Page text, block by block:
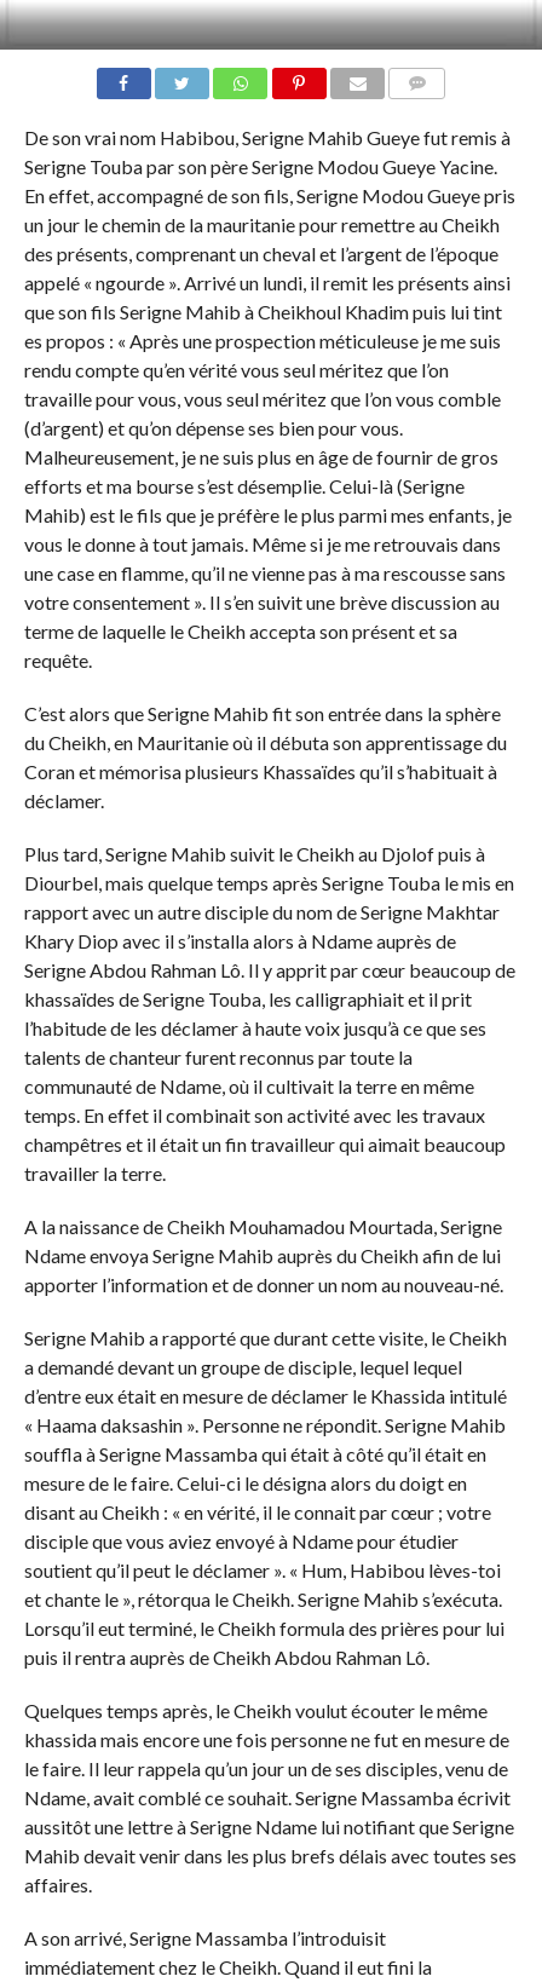
De son vrai nom Habibou, Serigne Mahib Gueye fut remis à
Serigne Touba par son père Serigne Modou Gueye Yacine.
En effet, accompagné de son fils, Serigne Modou Gueye pris
un jour le chemin de la mauritanie pour remettre au Cheikh
des présents, comprenant un cheval et l’argent de l’époque
appelé « ngourde ». Arrivé un lundi, il remit les présents ainsi
que son fils Serigne Mahib à Cheikhoul Khadim puis lui tint
es propos : « Après une prospection méticuleuse je me suis
rendu compte qu’en vérité vous seul méritez que l’on
travaille pour vous, vous seul méritez que l’on vous comble
(d’argent) et qu’on dépense ses bien pour vous.
Malheureusement, je ne suis plus en âge de fournir de gros
efforts et ma bourse s’est désemplie. Celui-là (Serigne
Mahib) est le fils que je préfère le plus parmi mes enfants, je
vous le donne à tout jamais. Même si je me retrouvais dans
une case en flamme, qu’il ne vienne pas à ma rescousse sans
votre consentement ». Il s’en suivit une brève discussion au
terme de laquelle le Cheikh accepta son présent et sa
requête.
C’est alors que Serigne Mahib fit son entrée dans la sphère
du Cheikh, en Mauritanie où il débuta son apprentissage du
Coran et mémorisa plusieurs Khassaïdes qu’il s’habituait à
déclamer.
Plus tard, Serigne Mahib suivit le Cheikh au Djolof puis à
Diourbel, mais quelque temps après Serigne Touba le mis en
rapport avec un autre disciple du nom de Serigne Makhtar
Khary Diop avec il s’installa alors à Ndame auprès de
Serigne Abdou Rahman Lô. Il y apprit par cœur beaucoup de
khassaïdes de Serigne Touba, les calligraphiait et il prit
l’habitude de les déclamer à haute voix jusqu’à ce que ses
talents de chanteur furent reconnus par toute la
communauté de Ndame, où il cultivait la terre en même
temps. En effet il combinait son activité avec les travaux
champêtres et il était un fin travailleur qui aimait beaucoup
travailler la terre.
A la naissance de Cheikh Mouhamadou Mourtada, Serigne
Ndame envoya Serigne Mahib auprès du Cheikh afin de lui
apporter l’information et de donner un nom au nouveau-né.
Serigne Mahib a rapporté que durant cette visite, le Cheikh
a demandé devant un groupe de disciple, lequel lequel
d’entre eux était en mesure de déclamer le Khassida intitulé
« Haama daksashin ». Personne ne répondit. Serigne Mahib
souffla à Serigne Massamba qui était à côté qu’il était en
mesure de le faire. Celui-ci le désigna alors du doigt en
disant au Cheikh : « en vérité, il le connait par cœur ; votre
disciple que vous aviez envoyé à Ndame pour étudier
soutient qu’il peut le déclamer ». « Hum, Habibou lèves-toi
et chante le », rétorqua le Cheikh. Serigne Mahib s’exécuta.
Lorsqu’il eut terminé, le Cheikh formula des prières pour lui
puis il rentra auprès de Cheikh Abdou Rahman Lô.
Quelques temps après, le Cheikh voulut écouter le même
khassida mais encore une fois personne ne fut en mesure de
le faire. Il leur rappela qu’un jour un de ses disciples, venu de
Ndame, avait comblé ce souhait. Serigne Massamba écrivit
aussitôt une lettre à Serigne Ndame lui notifiant que Serigne
Mahib devait venir dans les plus brefs délais avec toutes ses
affaires.
A son arrivé, Serigne Massamba l’introduisit
immédiatement chez le Cheikh. Quand il eut fini la